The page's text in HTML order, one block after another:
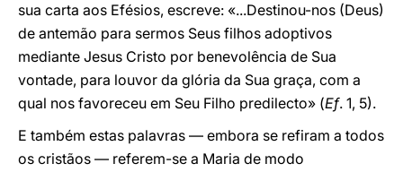
sua carta aos Efésios, escreve: «...Destinou-nos (Deus)
de antemão para sermos Seus filhos adoptivos
mediante Jesus Cristo por benevolência de Sua
vontade, para louvor da glória da Sua graça, com a
qual nos favoreceu em Seu Filho predilecto» (Ef. 1, 5).
E também estas palavras — embora se refiram a todos
os cristãos — referem-se a Maria de modo